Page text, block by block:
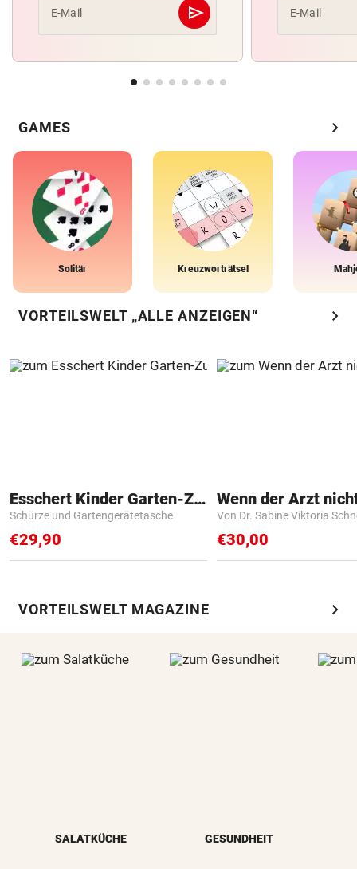
E-Mail send
Abschicken E-Mail
GAMES chevron_right
Solitär Kreuzworträtsel
VORTEILSWELT „ALLE ANZEIGEN“ chevron_right
Esschert Kinder Garten-Zubehör
Schürze und Gartengerätetasche
€29,90
Von Dr. Sabine Viktoria
€30,00
VORTEILSWELT MAGAZINE chevron_right
SALATKÜCHE GESUNDHEIT